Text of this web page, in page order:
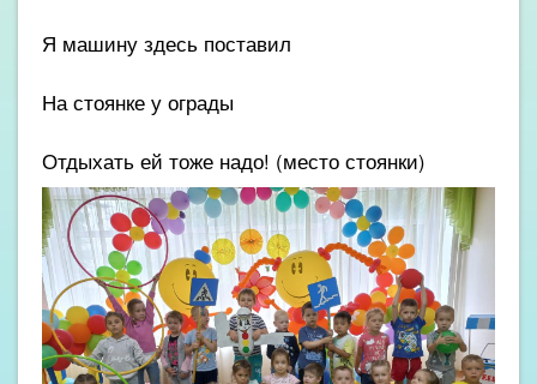
Я машину здесь поставил
На стоянке у ограды
Отдыхать ей тоже надо! (место стоянки)